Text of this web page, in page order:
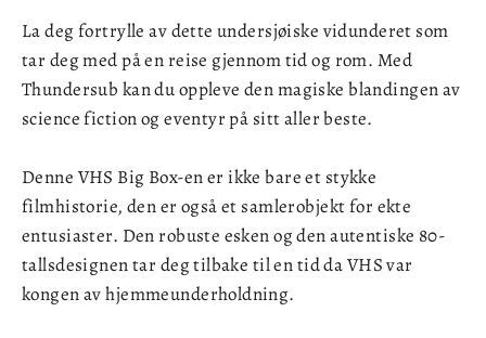
La deg fortrylle av dette undersjøiske vidunderet som
tar deg med på en reise gjennom tid og rom. Med
Thundersub kan du oppleve den magiske blandingen av
science fiction og eventyr på sitt aller beste.
Denne VHS Big Box-en er ikke bare et stykke
filmhistorie, den er også et samlerobjekt for ekte
entusiaster. Den robuste esken og den autentiske 80-
tallsdesignen tar deg tilbake til en tid da VHS var
kongen av hjemmeunderholdning.